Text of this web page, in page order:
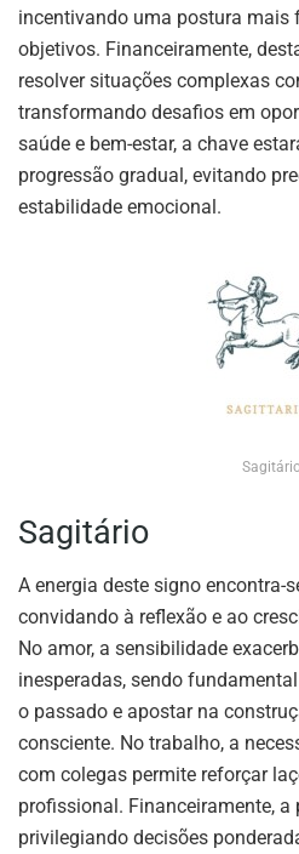
incentivando uma postura mais
objetivos. Financeiramente,
resolver situações complexas
transformando desafios em
saúde e bem-estar, a chave
progressão gradual, evitando
estabilidade emocional.
Sagitário
A energia deste signo encontra-
convidando à reflexão e ao
No amor, a sensibilidade
inesperadas, sendo
o passado e apostar na
consciente. No trabalho, a
com colegas permite reforçar
profissional. Financeiramente, a
privilegiando decisões